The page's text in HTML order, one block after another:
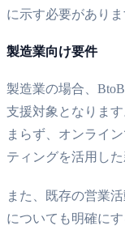
に示す必要がありま
製造業向け要件
製造業の場合、
支援対象となりま
まらず、オンライ
ティングを活用し
また、既存の営業
についても明確に